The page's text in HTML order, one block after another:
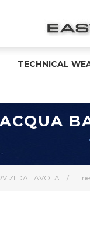
TECHNICAL
DA TAVOLA /